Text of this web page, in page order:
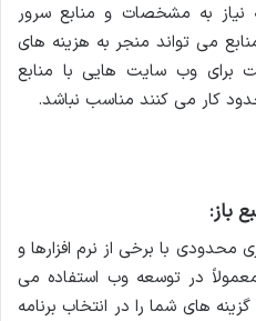
نیاز به مشخصات و منابع سرور
منابع می تواند منجر به هزینه های
برای وب سایت هایی با منابع
کار می کنند مناسب نباشد.
باز:
با برخی از نرم افزارها و
در توسعه وب استفاده می
های شما را در انتخاب برنامه